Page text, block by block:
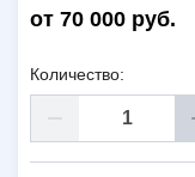
от 70 000 руб.
Количество: